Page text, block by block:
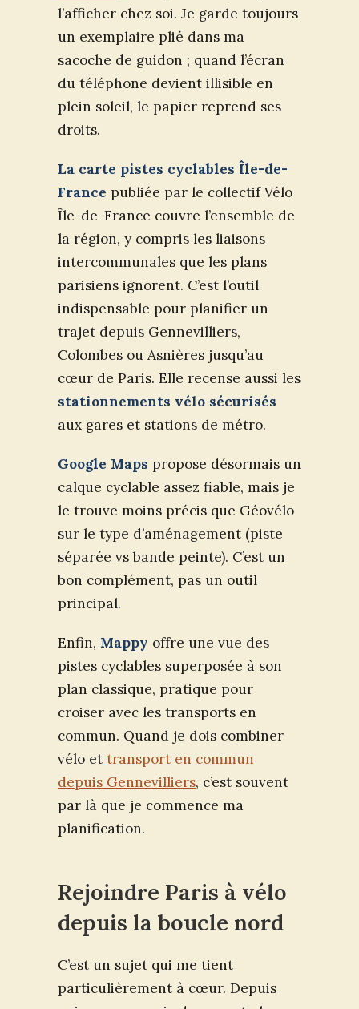
l’afficher chez soi. Je garde toujours
un exemplaire plié dans ma
sacoche de guidon ; quand l’écran
du téléphone devient illisible en
plein soleil, le papier reprend ses
droits.
La carte pistes cyclables Île-de-
France publiée par le collectif Vélo
Île-de-France couvre l’ensemble de
la région, y compris les liaisons
intercommunales que les plans
parisiens ignorent. C’est l’outil
indispensable pour planifier un
trajet depuis Gennevilliers,
Colombes ou Asnières jusqu’au
cœur de Paris. Elle recense aussi les
stationnements vélo sécurisés
aux gares et stations de métro.
Google Maps propose désormais un
calque cyclable assez fiable, mais je
le trouve moins précis que Géovélo
sur le type d’aménagement (piste
séparée vs bande peinte). C’est un
bon complément, pas un outil
principal.
Enfin, Mappy offre une vue des
pistes cyclables superposée à son
plan classique, pratique pour
croiser avec les transports en
commun. Quand je dois combiner
vélo et transport en commun
depuis Gennevilliers, c’est souvent
par là que je commence ma
planification.
Rejoindre Paris à vélo
depuis la boucle nord
C’est un sujet qui me tient
particulièrement à cœur. Depuis